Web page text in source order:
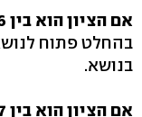
אם הציון הוא בין 11-16:
בהחלט פתוח
בנושא.
אם הציון הוא בין 17-27: